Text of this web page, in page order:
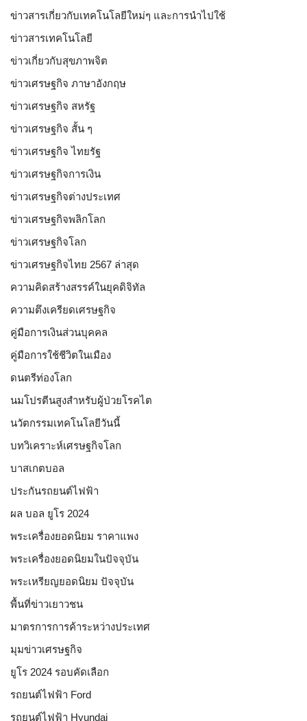
ข่าวสารเกี่ยวกับเทคโนโลยีใหม่ๆ และการนำไปใช้
ข่าวสารเทคโนโลยี
ข่าวเกี่ยวกับสุขภาพจิต
ข่าวเศรษฐกิจ ภาษาอังกฤษ
ข่าวเศรษฐกิจ สหรัฐ
ข่าวเศรษฐกิจ สั้น ๆ
ข่าวเศรษฐกิจ ไทยรัฐ
ข่าวเศรษฐกิจการเงิน
ข่าวเศรษฐกิจต่างประเทศ
ข่าวเศรษฐกิจพลิกโลก
ข่าวเศรษฐกิจโลก
ข่าวเศรษฐกิจไทย 2567 ล่าสุด
ความคิดสร้างสรรค์ในยุคดิจิทัล
ความตึงเครียดเศรษฐกิจ
คู่มือการเงินส่วนบุคคล
คู่มือการใช้ชีวิตในเมือง
ดนตรีท่องโลก
นมโปรตีนสูงสำหรับผู้ป่วยโรคไต
นวัตกรรมเทคโนโลยีวันนี้
บทวิเคราะห์เศรษฐกิจโลก
บาสเกตบอล
ประกันรถยนต์ไฟฟ้า
ผล บอล ยูโร 2024
พระเครื่องยอดนิยม ราคาแพง
พระเครื่องยอดนิยมในปัจจุบัน
พระเหรียญยอดนิยม ปัจจุบัน
พื้นที่ข่าวเยาวชน
มาตรการการค้าระหว่างประเทศ
มุมข่าวเศรษฐกิจ
ยูโร 2024 รอบคัดเลือก
รถยนต์ไฟฟ้า Ford
รถยนต์ไฟฟ้า Hyundai